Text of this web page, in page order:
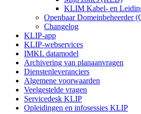
KLIM Kabel- en
Openbaar Domeinbeheerder
Changelog
KLIP-app
KLIP-webservices
IMKL datamodel
Archivering van planaanvragen
Dienstenleveranciers
Algemene voorwaarden
Veelgestelde vragen
Servicedesk KLIP
Opleidingen en infosessies KLIP